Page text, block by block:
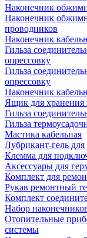
Наконечник
Наконечник
проводников
Наконечник
Гильза
опрессовку
Гильза
опрессовку
Наконечник
Ящик для хранения
Гильза
Гильза
Мастика кабельная
Лубрикант-гель для
Клемма для
Аксессуары для
Комплект для
Рукав ремонтный
Комплект
Набор
Отопительные
системы